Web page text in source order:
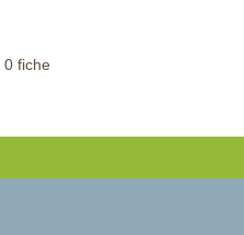
0 fiche